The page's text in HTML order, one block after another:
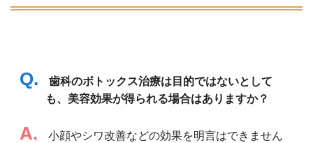
Q.
歯科のボトックス治療は目的ではないとして
も、美容効果が得られる場合はありますか？
A.
小顔やシワ改善などの効果を明言はできません